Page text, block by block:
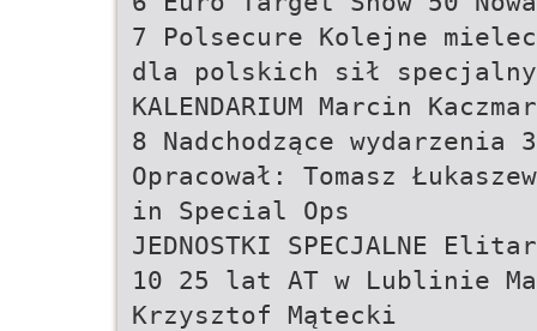
7 Polsecure Kolejne
dla polskich sił
KALENDARIUM Marcin
8 Nadchodzące wydarzenia
Opracował: Tomasz
in Special Ops
JEDNOSTKI SPECJALNE
10 25 lat AT w Lublinie
Krzysztof Mątecki